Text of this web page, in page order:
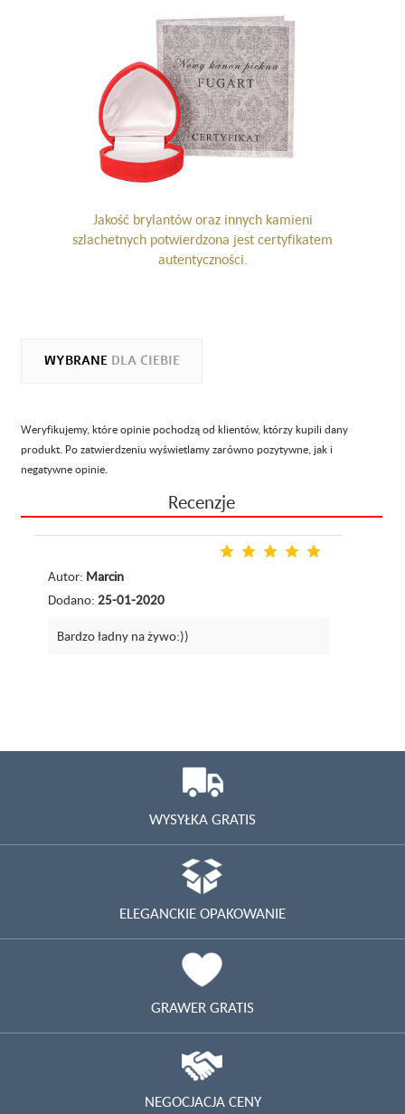
Jakość brylantów oraz innych kamieni
szlachetnych potwierdzona jest certyfikatem
autentyczności.
WYBRANEDLA CIEBIE
Weryfikujemy, które opinie pochodzą od klientów, którzy kupili dany
produkt. Po zatwierdzeniu wyświetlamy zarówno pozytywne, jak i
negatywne opinie.
Recenzje
Autor: Marcin
Dodano:25-01-2020
Bardzo ładny na żywo:))
WYSYŁKA GRATIS
ELEGANCKIE OPAKOWANIE
GRAWER GRATIS
NEGOCJACJA CENY